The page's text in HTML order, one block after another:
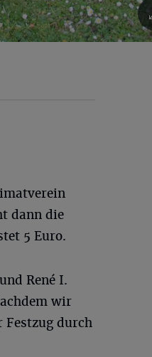
dann die
5 Euro.
René I.
wir
Festzug durch